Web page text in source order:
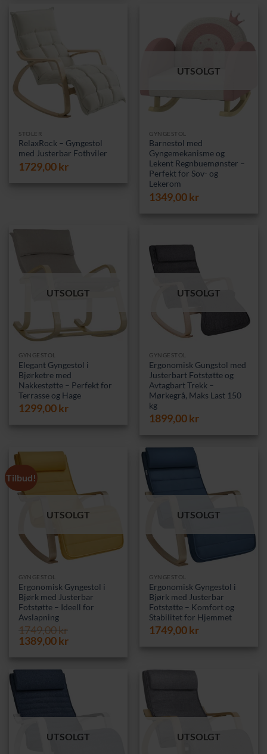
STOLER
RelaxRock – Gyngestol
med Justerbar Fothviler
1729,00kr
UTSOLGT
GYNGESTOL
Barnestol med
Gyngemekanisme og
Lekent Regnbuemønster –
Perfekt for Sov- og
Lekerom
1349,00kr
UTSOLGT
GYNGESTOL
Elegant Gyngestol i
Bjørketre med
Nakkestøtte – Perfekt for
Terrasse og Hage
1299,00kr
UTSOLGT
GYNGESTOL
Ergonomisk Gungstol med
Justerbart Fotstøtte og
Avtagbart Trekk –
Mørkegrå, Maks Last 150
kg
1899,00kr
Tilbud!
UTSOLGT
GYNGESTOL
Ergonomisk Gyngestol i
Bjørk med Justerbar
Fotstøtte – Ideell for
Avslapning
1749,00kr
Opprinnelig
1749,00 kr.
1389,00krNåværende
UTSOLGT
GYNGESTOL
Ergonomisk Gyngestol i
Bjørk med Justerbar
Fotstøtte – Komfort og
Stabilitet for Hjemmet
1749,00kr
UTSOLGT UTSOLGT